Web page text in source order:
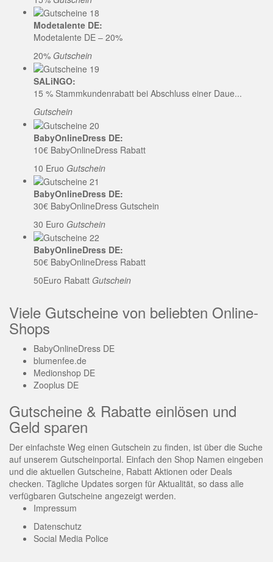
Modetalente DE:
Modetalente DE – 20%
20% Gutschein
SALiNGO:
15 % Stammkundenrabatt bei Abschluss einer Daue...
Gutschein
BabyOnlineDress DE:
10€ BabyOnlineDress Rabatt
10 Eruo Gutschein
BabyOnlineDress DE:
30€ BabyOnlineDress Gutschein
30 Euro Gutschein
BabyOnlineDress DE:
50€ BabyOnlineDress Rabatt
50Euro Rabatt Gutschein
Viele Gutscheine von beliebten Online-
Shops
BabyOnlineDress DE
blumenfee.de
Medionshop DE
Zooplus DE
Gutscheine & Rabatte einlösen und
Geld sparen
Der einfachste Weg einen Gutschein zu finden, ist über die Suche
auf unserem Gutscheinportal. Einfach den Shop Namen eingeben
und die aktuellen Gutscheine, Rabatt Aktionen oder Deals
checken. Tägliche Updates sorgen für Aktualität, so dass alle
verfügbaren Gutscheine angezeigt werden.
Impressum
Datenschutz
Social Media Police